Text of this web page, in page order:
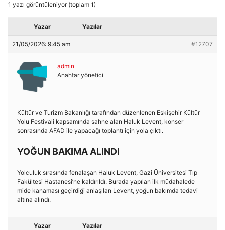
1 yazı görüntüleniyor (toplam 1)
Yazar Yazılar
21/05/2026: 9:45 am #12707
admin
Anahtar yönetici
Kültür ve Turizm Bakanlığı tarafından düzenlenen Eskişehir Kültür
Yolu Festivali kapsamında sahne alan Haluk Levent, konser
sonrasında AFAD ile yapacağı toplantı için yola çıktı.
YOĞUN BAKIMA ALINDI
Yolculuk sırasında fenalaşan Haluk Levent, Gazi Üniversitesi Tıp
Fakültesi Hastanesi’ne kaldırıldı. Burada yapılan ilk müdahalede
mide kanaması geçirdiği anlaşılan Levent, yoğun bakımda tedavi
altına alındı.
Yazar Yazılar